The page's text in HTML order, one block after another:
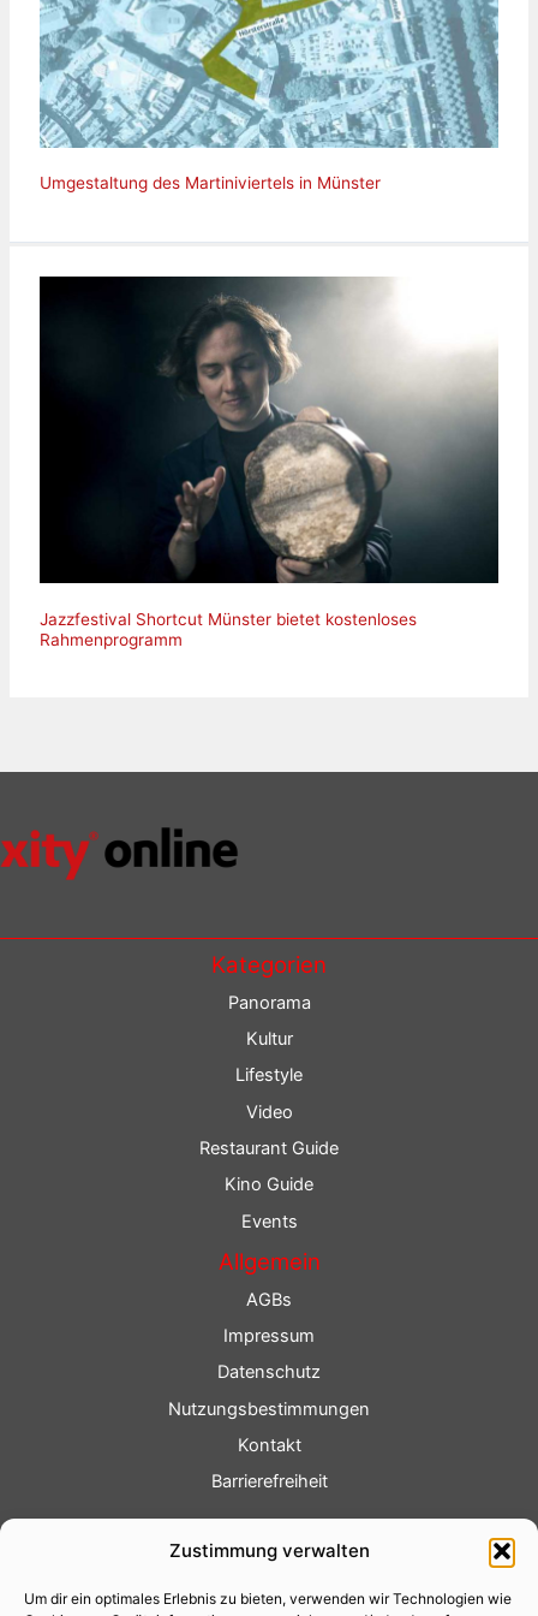
Zustimmung verwalten
Um dir ein optimales Erlebnis zu bieten, verwenden wir Technologien wie
Umgestaltung des Martiniviertels in Münster
Jazzfestival Shortcut Münster bietet kostenloses
Rahmenprogramm
Kategorien
Panorama
Kultur
Lifestyle
Video
Restaurant Guide
Kino Guide
Events
Allgemein
AGBs
Impressum
Datenschutz
Nutzungsbestimmungen
Kontakt
Barrierefreiheit
Fotoservice
Videoservice